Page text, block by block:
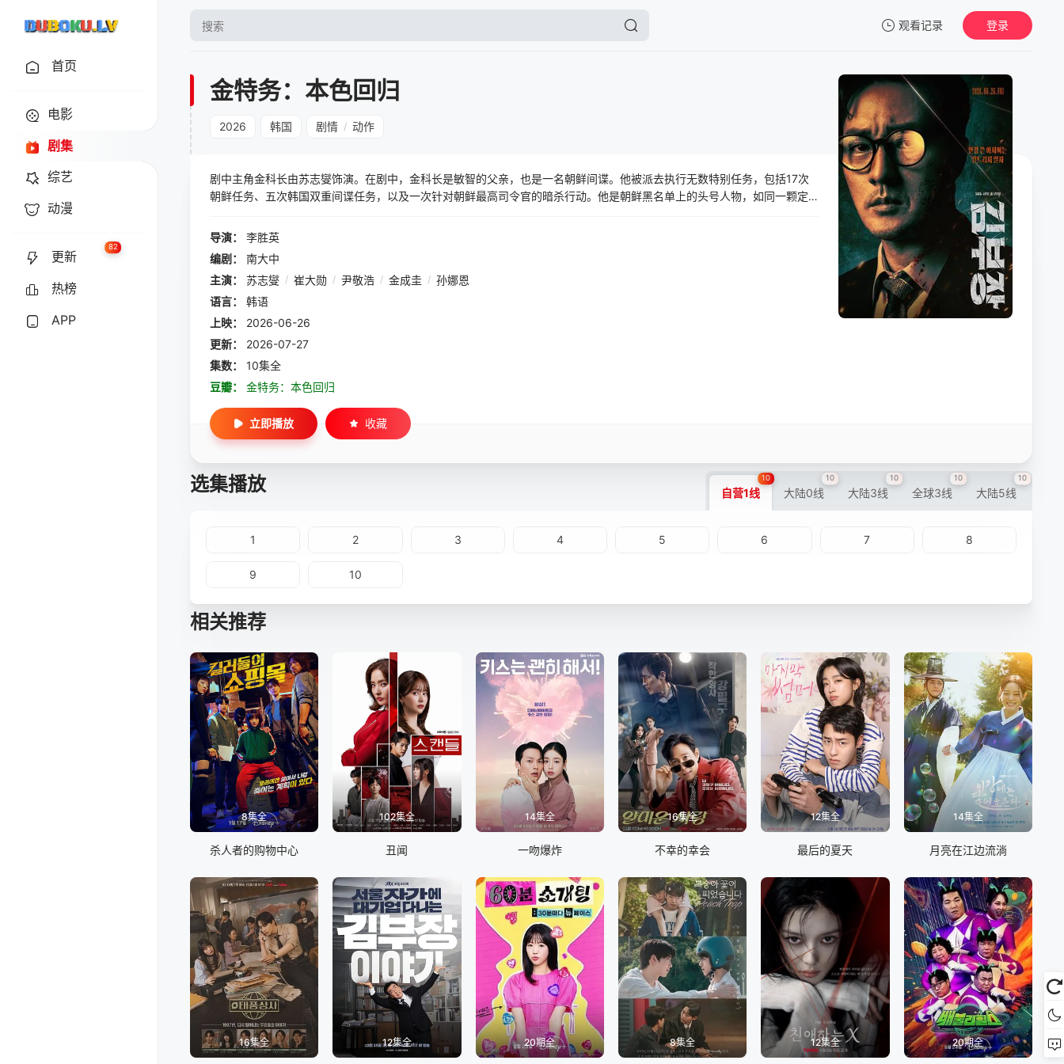
观看记录
暂无观看影片的记录
登录
首页
电影
剧集
综艺
动漫
更新
82
热榜
APP
金特务：本色回归
2026 韩国 剧情 / 动作
剧中主角金科长由苏志燮饰演。在剧中，金科长是敏智的父亲，也是一名朝鲜间谍。他被派去执行无数特别任务，包括17次
朝鲜任务、五次韩国双重间谍任务，以及一次针对朝鲜最高司令官的暗杀行动。他是朝鲜黑名单上的头号人物，如同一颗定
过着平凡的生活。
导演：
李胜英
编剧：
南大中
主演：
苏志燮 / 崔大勋 / 尹敬浩 / 金成圭 / 孙娜恩
语言：
韩语
上映：
2026-06-26
更新：
2026-07-27
集数：
10集全
豆瓣：
金特务：本色回归
立即播放 收藏
选集播放 自营1线
10
大陆0线
10
大陆3线
10
全球3线
10
大陆5线
10
1 2 3 4 5 6 7 8
9 10
相关推荐
8集全
杀人者的购物中心
102集全
丑闻
14集全
一吻爆炸
16集全
不幸的幸会
12集全
最后的夏天
14集全
月亮在江边流淌
16集全 12集全 20期全 8集全 12集全 20期全